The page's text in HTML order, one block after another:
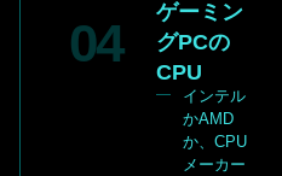
ゲーミン
グPCの
CPU
インテル
かAMD
か、CPU
メーカー